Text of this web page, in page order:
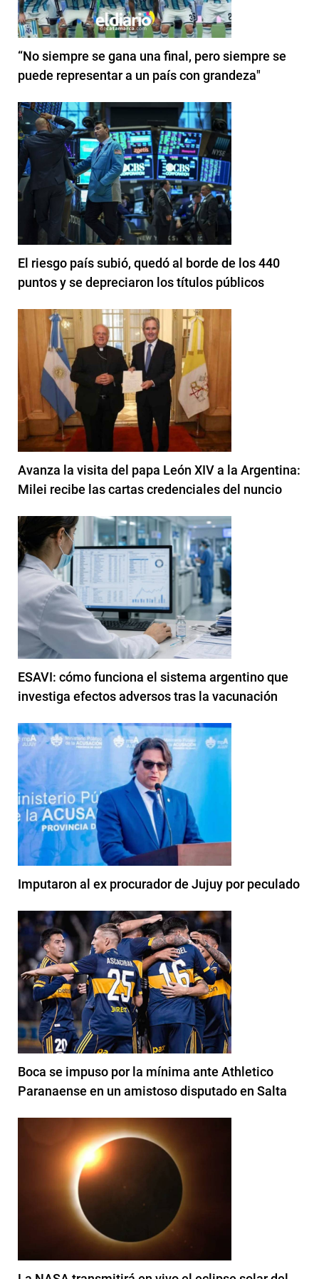
“No siempre se gana una final, pero siempre se
puede representar a un país con grandeza"
El riesgo país subió, quedó al borde de los 440
puntos y se depreciaron los títulos públicos
Avanza la visita del papa León XIV a la Argentina:
Milei recibe las cartas credenciales del nuncio
ESAVI: cómo funciona el sistema argentino que
investiga efectos adversos tras la vacunación
Imputaron al ex procurador de Jujuy por peculado
Boca se impuso por la mínima ante Athletico
Paranaense en un amistoso disputado en Salta